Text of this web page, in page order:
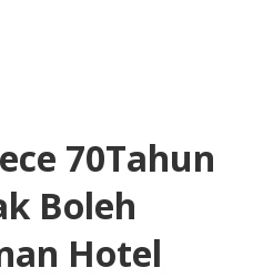
70Tahun
Boleh
Hotel